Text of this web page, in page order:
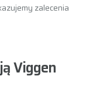
zalecenia
Viggen